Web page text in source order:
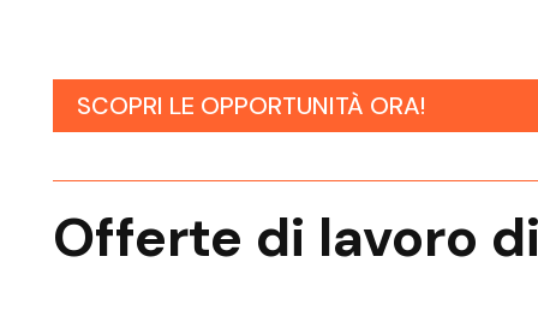
SCOPRI LE OPPORTUNITÀ ORA!
Offerte di lavoro